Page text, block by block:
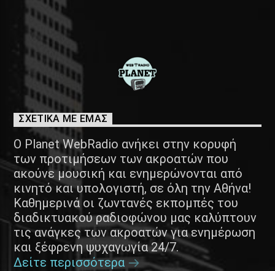
ΣΧΕΤΙΚΑ ΜΕ ΕΜΑΣ
Ο Planet WebRadio ανήκει στην κορυφή
των προτιμήσεων των ακροατών που
ακούνε μουσική και ενημερώνονται από
κινητό και υπολογιστή, σε όλη την Αθήνα!
Καθημερινά οι ζωντανές εκπομπές του
διαδικτυακού ραδιοφώνου μας καλύπτουν
τις ανάγκες των ακροατών για ενημέρωση
και ξέφρενη ψυχαγωγία 24/7.
Δείτε περισσότερα